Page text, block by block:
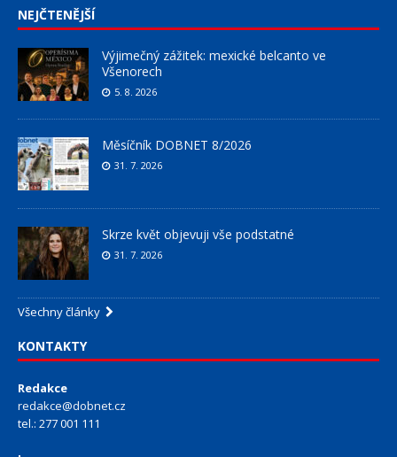
NEJČTENĚJŠÍ
Výjimečný zážitek: mexické belcanto ve
Všenorech
5. 8. 2026
Měsíčník DOBNET 8/2026
31. 7. 2026
Skrze květ objevuji vše podstatné
31. 7. 2026
Všechny články
KONTAKTY
Redakce
redakce@dobnet.cz
tel.: 277 001 111